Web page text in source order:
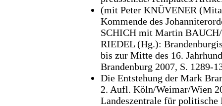
(mit Peter KNÜVENER
Kommende des
SCHICH mit Martin
RIEDEL (Hg.):
bis zur Mitte des 16.
Brandenburg 2007, S. 1289-
Die Entstehung der Mark
2. Aufl. Köln/Weimar/Wien
Landeszentrale für politische